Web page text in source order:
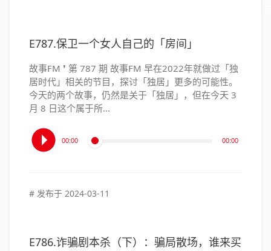
E787.保卫一个女人自己的「房间」
故事FM ❜ 第 787 期 故事FM 早在2022年就做过「独
居时代」相关的节目，探讨「独居」更多的可能性。
今天的两个故事，仍然是关于「独居」，但在今天 3
月 8 日这个属于所…
音
频
器
00:00 00:00
# 发布于 2024-03-11
E786.诈骗剧本杀（下）：骗局散场，谁来买